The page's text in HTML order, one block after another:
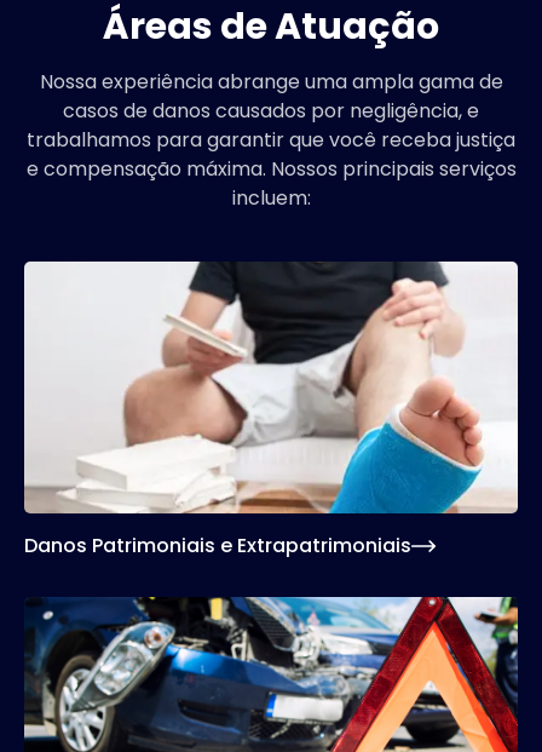
Áreas de Atuação
Nossa experiência abrange uma ampla gama de
casos de danos causados por negligência, e
trabalhamos para garantir que você receba justiça
e compensação máxima. Nossos principais serviços
incluem:
Danos Patrimoniais e Extrapatrimoniais